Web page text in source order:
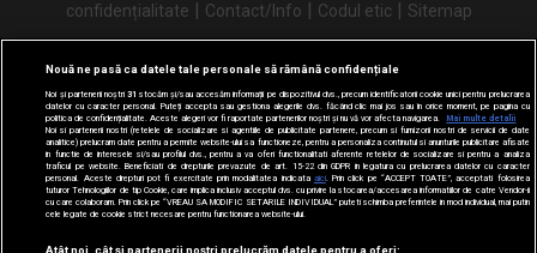
confidențialitate
Contact/Info Codul etic Sitemap
Urmărește-ne și pe
Nouă ne pasă ca datele tale personale să rămână confidențiale
Noi și partenerii noștri31 stocăm și/sau accesăm informații pe dispozitivul dvs., precum identificatorii cookie unici pentru prelucrarea
datelor cu caracter personal. Puteți accepta sau gestiona alegerile dvs. făcând clic mai jos sau în orice moment, pe pagina cu
politica de confidențialitate. Aceste alegeri vor fi raportate partenerilor noștri și nu vă vor afecta navigarea.
Mai multe detalii
Noi si partenerii nostri (retelele de socializare si agentiile de publicitate partenere, precum si furnizorii nostri de servicii de date
analitice) prelucram date pentru a permite website-ului sa functioneze, pentru a personaliza continutul si anunturile publicitare afisate
in functie de interesele si/sau profilul dvs., pentru a va oferi functionalitati aferente retelelor de socializare si pentru a analiza
traficul pe website. Beneficiati de drepturile prevazute de art. 15-22 din GDPR in legatura cu prelucrarea datelor cu caracter
personal. Aceste drepturi pot fi exercitate prin modalitatea indicata aici. Prin click pe “ACCEPT TOATE”, acceptati folosirea
tuturor Tehnologiilor de tip Cookie, care implica inclusiv acceptul dvs. cu privire la stocarea/accesarea informatiilor de catre Vendor-ii
cu care colaboram. Prin click pe “VREAU SA MODIFIC SETARILE INDIVIDUAL” puteti schimba preferintele in mod individual, mai putin
cele legate de cookie strict necesare pentru functionarea website-ului.
Atât noi, cât și partenerii noștri prelucrăm datele pentru a oferi: